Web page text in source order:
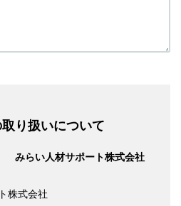
り扱いについて
みらい人材サポート株式会社
株式会社